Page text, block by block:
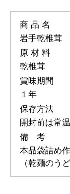
商 品 名
岩手乾椎茸
原 材 料
乾椎茸
賞味期間
１年
保存方法
開封前は常
備 考
本品袋詰め
（乾麺のう